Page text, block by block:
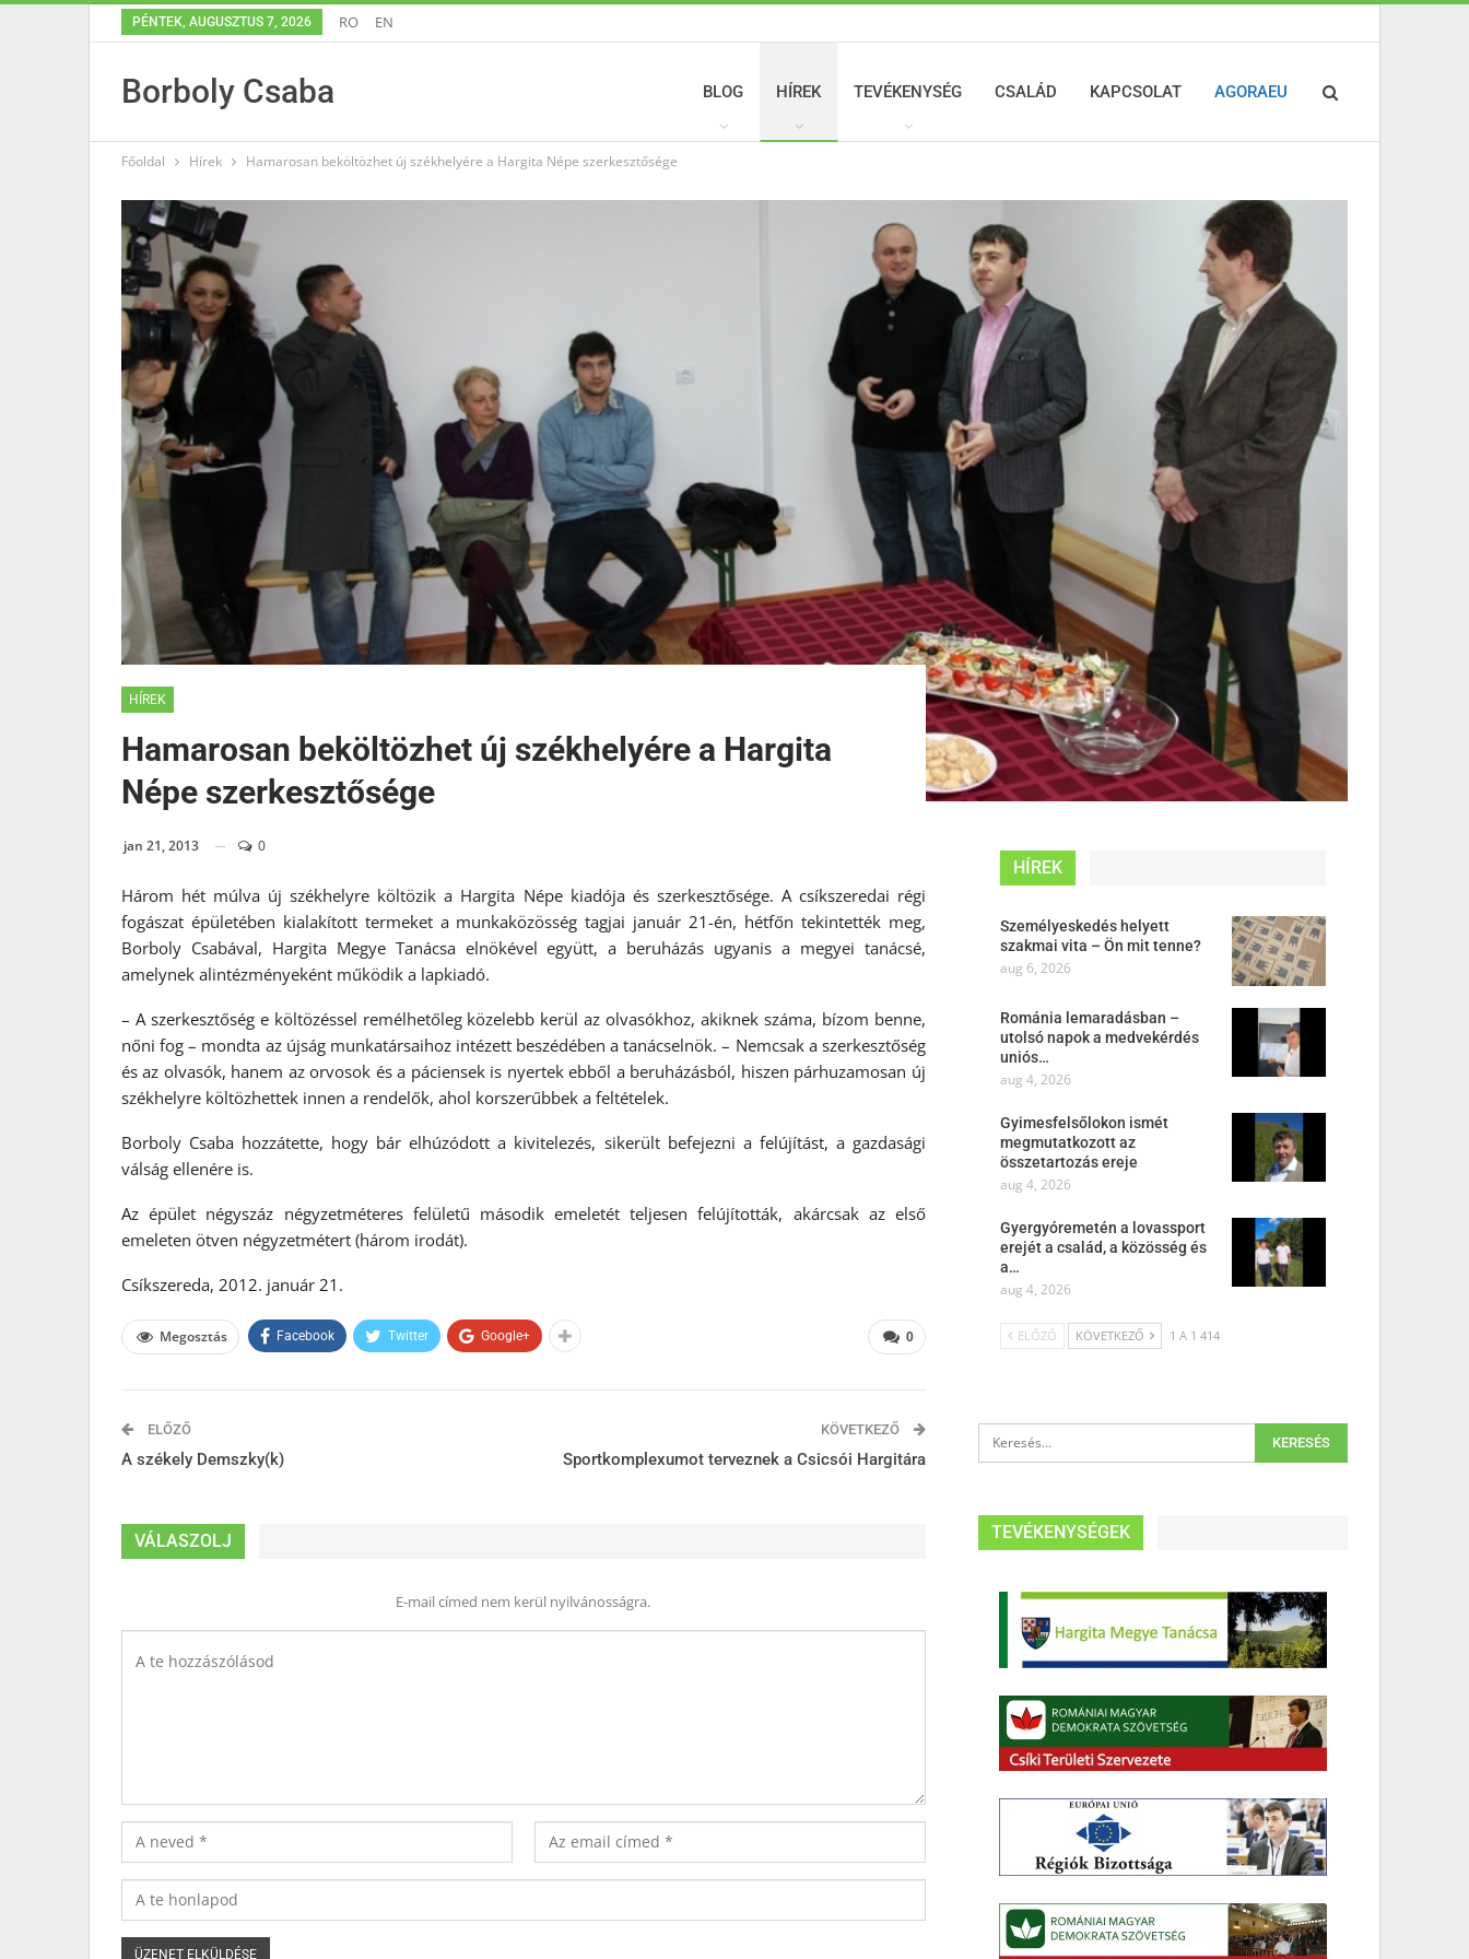
PÉNTEK, AUGUSZTUS 7, 2026 RO EN
Borboly Csaba BLOG HÍREK TEVÉKENYSÉG CSALÁD KAPCSOLAT AGORAEU
Főoldal Hírek Hamarosan beköltözhet új székhelyére a Hargita Népe szerkesztősége
HÍREK
Hamarosan beköltözhet új székhelyére a Hargita
Népe szerkesztősége
jan 21, 2013 0
Három hét múlva új székhelyre költözik a Hargita Népe kiadója és szerkesztősége. A csíkszeredai régi
fogászat épületében kialakított termeket a munkaközösség tagjai január 21-én, hétfőn tekintették meg,
Borboly Csabával, Hargita Megye Tanácsa elnökével együtt, a beruházás ugyanis a megyei tanácsé,
amelynek alintézményeként működik a lapkiadó.
– A szerkesztőség e költözéssel remélhetőleg közelebb kerül az olvasókhoz, akiknek száma, bízom benne,
nőni fog – mondta az újság munkatársaihoz intézett beszédében a tanácselnök. – Nemcsak a szerkesztőség
és az olvasók, hanem az orvosok és a páciensek is nyertek ebből a beruházásból, hiszen párhuzamosan új
székhelyre költözhettek innen a rendelők, ahol korszerűbbek a feltételek.
Borboly Csaba hozzátette, hogy bár elhúzódott a kivitelezés, sikerült befejezni a felújítást, a gazdasági
válság ellenére is.
Az épület négyszáz négyzetméteres felületű második emeletét teljesen felújították, akárcsak az első
emeleten ötven négyzetmétert (három irodát).
Csíkszereda, 2012. január 21.
0
Megosztás Facebook Twitter Google+
ELŐZŐ
A székely Demszky(k)
KÖVETKEZŐ
Sportkomplexumot terveznek a Csicsói Hargitára
VÁLASZOLJ
E-mail címed nem kerül nyilvánosságra.
HÍREK
Személyeskedés helyett
szakmai vita – Ön mit tenne?
aug 6, 2026
Románia lemaradásban –
utolsó napok a medvekérdés
uniós…
aug 4, 2026
Gyimesfelsőlokon ismét
megmutatkozott az
összetartozás ereje
aug 4, 2026
Gyergyóremetén a lovassport
erejét a család, a közösség és
a…
aug 4, 2026
ELŐZŐ KÖVETKEZŐ 1 A 1 414
TEVÉKENYSÉGEK